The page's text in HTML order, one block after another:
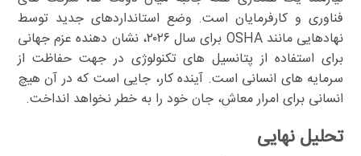
فناوری و کارفرمایان است. وضع استانداردهای جدید توسط
نهادهایی مانند OSHA برای سال ۲۰۲۶، نشان دهنده عزم جهانی
برای استفاده از پتانسیل های تکنولوژی در جهت حفاظت از
سرمایه های انسانی است. آینده کار، جایی است که در آن هیچ
انسانی برای امرار معاش، جان خود را به خطر نخواهد انداخت.
تحلیل نهایی